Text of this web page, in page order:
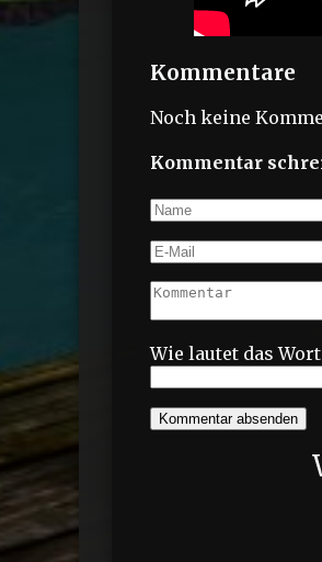
Kommentare
Noch keine
Kommentar
Wie lautet das
Kommentar absenden